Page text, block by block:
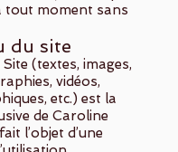
tout moment sans
du site
(textes, images,
vidéos,
etc.) est la
de Caroline
l’objet d’une